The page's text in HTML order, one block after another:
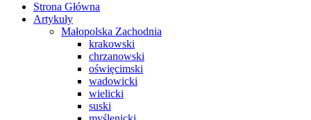
Strona Główna
Artykuły
Małopolska Zachodnia
krakowski
chrzanowski
oświęcimski
wadowicki
wielicki
suski